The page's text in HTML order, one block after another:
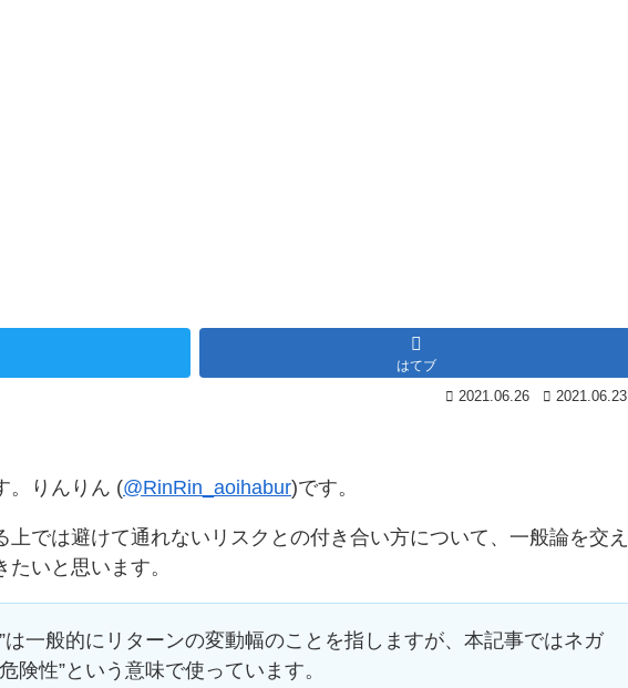
はてブ
2021.06.26 2021.06.23
。りんりん (@RinRin_aoihabur)です。
では避けて通れないリスクとの付き合い方について、一般論を交え
いと思います。
は一般的にリターンの変動幅のことを指しますが、本記事ではネガ
険性”という意味で使っています。